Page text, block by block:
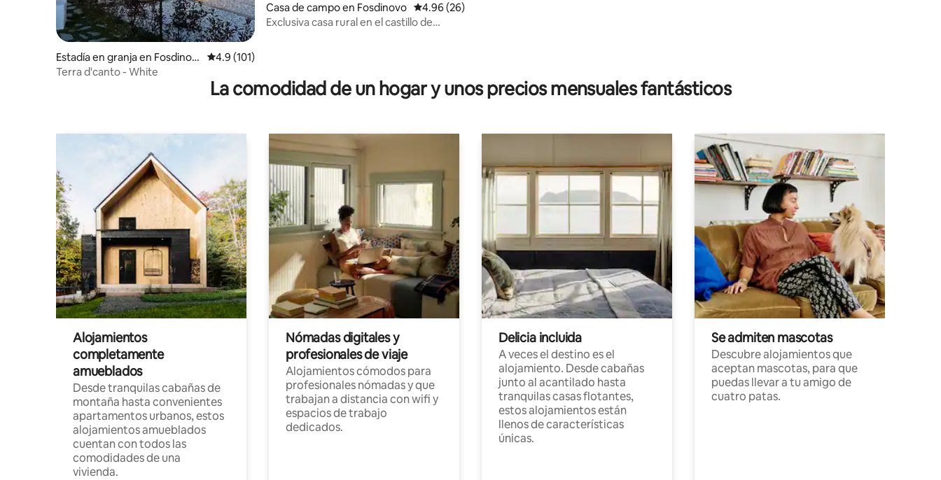
Estadía en granja en Fosdinov
o
Calificación promedio: 4.9 de 5, 101 reseñas
4.9 (101)
Terra d'canto - White
Casa de campo en Fosdinovo Calificación promedio: 4.96 de 5, 26 reseñas
4.96 (26)
Exclusiva casa rural en el castillo de
La comodidad de un hogar y unos precios mensuales fantásticos
Alojamientos
completamente
amueblados
Desde tranquilas cabañas de
montaña hasta convenientes
apartamentos urbanos, estos
alojamientos amueblados
cuentan con todos las
comodidades de una
vivienda.
Nómadas digitales y
profesionales de viaje
Alojamientos cómodos para
profesionales nómadas y que
trabajan a distancia con wifi y
espacios de trabajo
dedicados.
Delicia incluida
A veces el destino es el
alojamiento. Desde cabañas
junto al acantilado hasta
tranquilas casas flotantes,
estos alojamientos están
llenos de características
únicas.
Se admiten mascotas
Descubre alojamientos que
aceptan mascotas, para que
puedas llevar a tu amigo de
cuatro patas.